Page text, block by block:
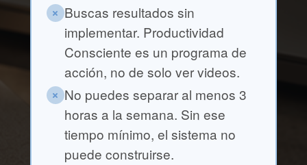
Buscas resultados sin
implementar. Productividad
Consciente es un programa de
acción, no de solo ver videos.
No puedes separar al menos 3
horas a la semana. Sin ese
tiempo mínimo, el sistema no
puede construirse.